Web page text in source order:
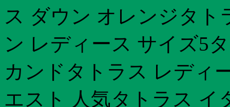
ス ダウン オレンジタト
ン レディース サイズ5
カンドタトラス レディ
エスト 人気タトラス イ